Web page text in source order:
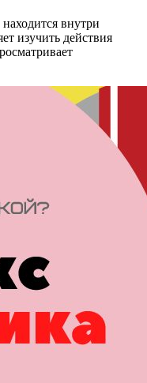
внутри
изучить действия